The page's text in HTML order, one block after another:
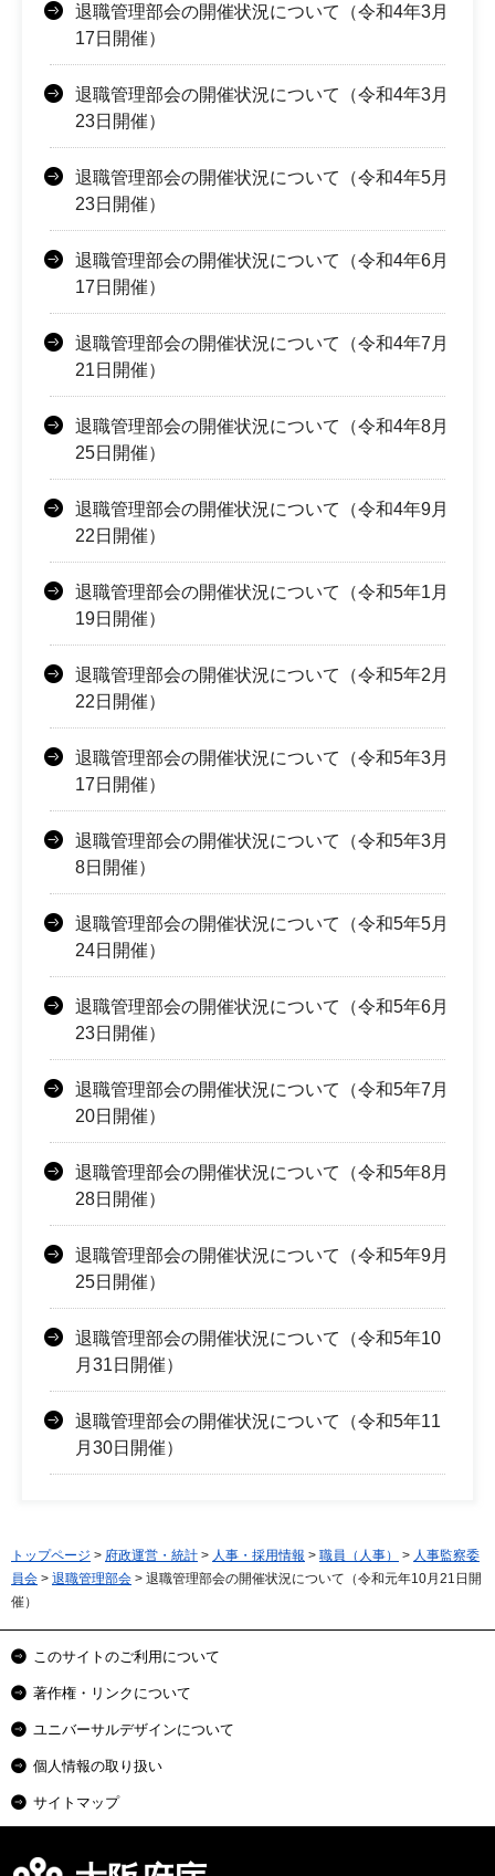
退職管理部会の開催状況について（令和4年3月
17日開催）
退職管理部会の開催状況について（令和4年3月
23日開催）
退職管理部会の開催状況について（令和4年5月
23日開催）
退職管理部会の開催状況について（令和4年6月
17日開催）
退職管理部会の開催状況について（令和4年7月
21日開催）
退職管理部会の開催状況について（令和4年8月
25日開催）
退職管理部会の開催状況について（令和4年9月
22日開催）
退職管理部会の開催状況について（令和5年1月
19日開催）
退職管理部会の開催状況について（令和5年2月
22日開催）
退職管理部会の開催状況について（令和5年3月
17日開催）
退職管理部会の開催状況について（令和5年3月
8日開催）
退職管理部会の開催状況について（令和5年5月
24日開催）
退職管理部会の開催状況について（令和5年6月
23日開催）
退職管理部会の開催状況について（令和5年7月
20日開催）
退職管理部会の開催状況について（令和5年8月
28日開催）
退職管理部会の開催状況について（令和5年9月
25日開催）
退職管理部会の開催状況について（令和5年10
月31日開催）
退職管理部会の開催状況について（令和5年11
月30日開催）
トップページ > 府政運営・統計 > 人事・採用情報 > 職員（人事） > 人事監察委
員会 > 退職管理部会 > 退職管理部会の開催状況について（令和元年10月21日開
催）
このサイトのご利用について
著作権・リンクについて
ユニバーサルデザインについて
個人情報の取り扱い
サイトマップ